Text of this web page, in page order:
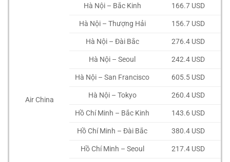
Air China
Hà Nội – Bắc Kinh 166.7 USD
Hà Nội – Thượng Hải 156.7 USD
Hà Nội – Đài Bắc 276.4 USD
Hà Nội – Seoul 242.4 USD
Hà Nội – San Francisco 605.5 USD
Hà Nội – Tokyo 260.4 USD
Hồ Chí Minh – Bắc Kinh 143.6 USD
Hồ Chí Minh – Đài Bắc 380.4 USD
Hồ Chí Minh – Seoul 217.4 USD